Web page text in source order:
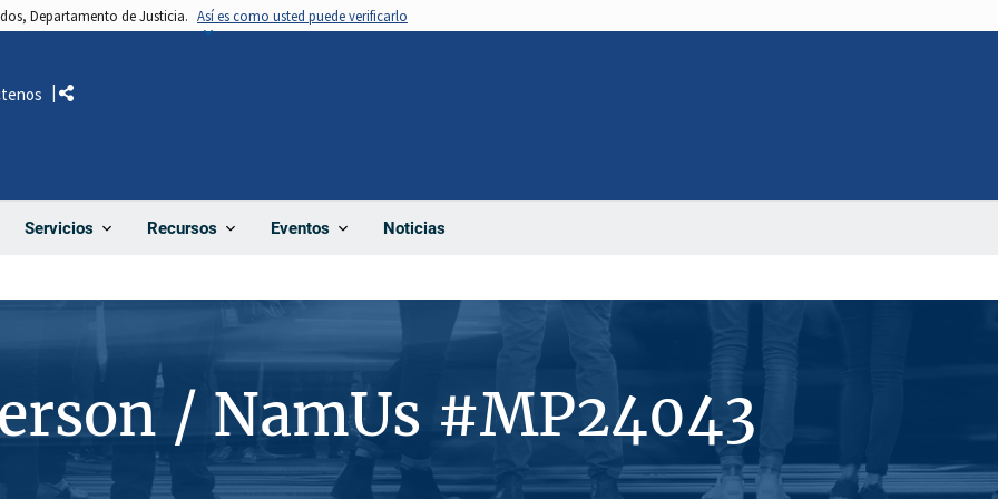
Departamento de Justicia. Así es como usted puede verificarlo
Servicios Recursos Eventos Noticias
Comparte
/ NamUs #MP24043